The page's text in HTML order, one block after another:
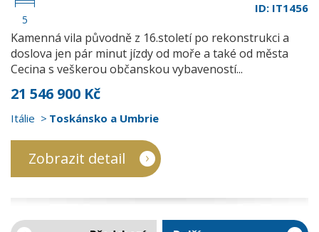
5
ID: IT1456
Kamenná vila původně z 16.století po rekonstrukci a
doslova jen pár minut jízdy od moře a také od města
Cecina s veškerou občanskou vybaveností...
21 546 900 Kč
Itálie Toskánsko a Umbrie
Zobrazit detail